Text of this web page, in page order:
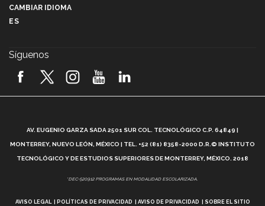
2026! (video)
¿Cómo es el Modelo Educativo Tec? (video)
Vida Tec: Feminismo e Inteligencia Artificial, Paola
CAMBIAR IDIOMA
ES
Síguenos
AV. EUGENIO GARZA SADA 2501 SUR COL. TECNOLÓGICO C.P. 64849 |
MONTERREY, NUEVO LEÓN, MÉXICO | TEL. +52 (81) 8358-2000 D.R.© INSTITUTO
TECNOLÓGICO Y DE ESTUDIOS SUPERIORES DE MONTERREY, MÉXICO. 2018
*DEC-520912 PROGRAMAS EN MODALIDAD ESCOLARIZADA.
AVISO LEGAL POLÍTICAS DE PRIVACIDAD AVISO DE PRIVACIDAD SOBRE EL SITIO